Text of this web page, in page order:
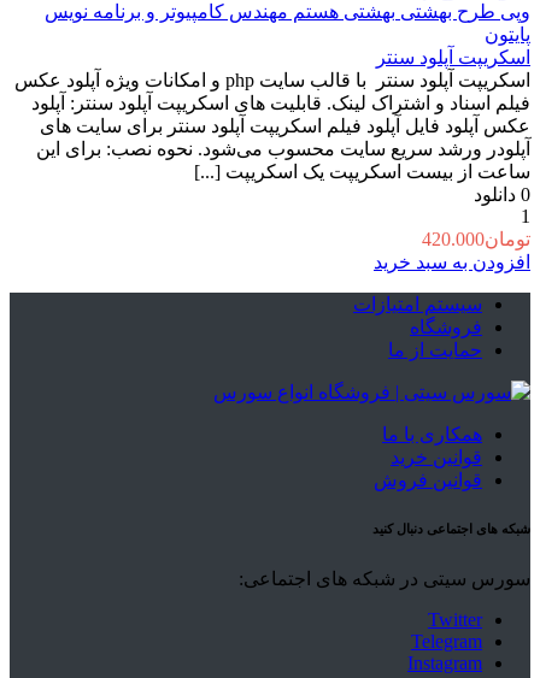
وپی طرح بهشتی بهشتی هستم مهندس کامپیوتر و برنامه نویس
پایتون
اسکریپت آپلود سنتر
اسکریپت آپلود سنتر با قالب سایت php و امکانات ویژه آپلود عکس
فیلم اسناد و اشتراک لینک. قابلیت های اسکریپت آپلود سنتر: آپلود
عکس آپلود فایل آپلود فیلم اسکریپت آپلود سنتر برای سایت های
آپلودر ورشد سریع سایت محسوب می‌شود. نحوه نصب: برای این
ساعت از بیست اسکریپت یک اسکریپت [...]
0 دانلود
1
تومان420.000
افزودن به سبد خرید
سیستم امتیازات
فروشگاه
حمایت از ما
همکاری با ما
قوانین خرید
قوانین فروش
شبکه های اجتماعی دنبال کنید
سورس سیتی در شبکه های اجتماعی:
Twitter
Telegram
Instagram